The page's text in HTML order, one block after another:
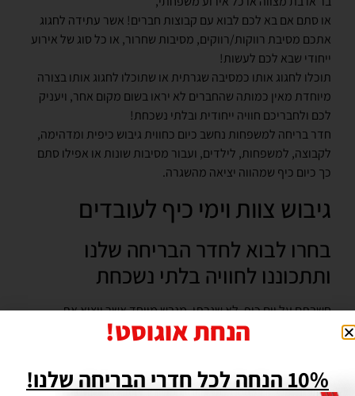
או סתם אם בא לכם לבוא עם קבוצות חברים! אשר עתידה לחגוג
אתכם מסיבת רווקות/רווקים, מסיבות שחרור, או כל סוג שלאירוע
ייחודי שבא לכם לעשות!
תוכלו לחגוג אותו כמסיבה שגרתית או שתוכלו לחגוג אותו בצורה
מיוחדת מאין כמותה שהחברים לא יראו בשום מקום אחר, ויעניק
לכם ולחבריכם חוויה ייחודית ובלתי נשכחת!
חדר בריחה למשפחות נחשב כיום כחווית גיבוש כיפית ומדהימה,
לקבוצה, למשפחות, לילדים, ועבור מסיבות שונות או אפילו סתם
כך כיום כיף שמהווה יציאה מהשגרה.
גיבוש צוות וימי כיף לעובדים
בחרו לבוא לחדר הבריחה שלנו
ותתכוננו לחוויה בלתי נשכחת
חשבתם על יום כיף, לא שגרתי, מגבש מיוחד אשר יוציא את
העובדים שלכם מהעומס היום יומי של העבודה? מהמם! הגעתם
ובעיקר להפוך את היום שלכם לכיפי, מהנה, כזה שישאיר לכם טעם
הנחת אוגוסט!
10% הנחה לכל חדרי הבריחה שלנו!